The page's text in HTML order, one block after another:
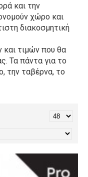
και την
χώρο και
διακοσμητική
τιμών που θα
Τα πάντα για το
την ταβέρνα, το